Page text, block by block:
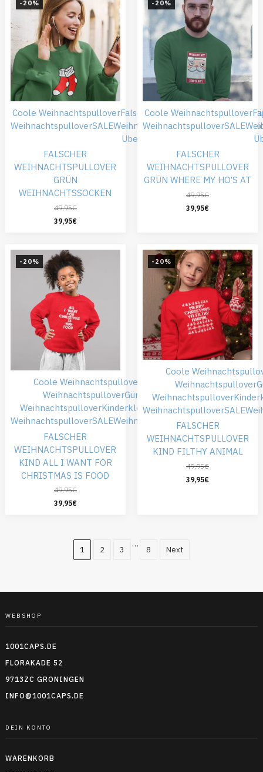
-20%
Coole WeihnachtspulloverFalsche Weihnachtspullover
WeihnachtspulloverSALEWeihnachtskleidung
Übergröße
FALSCHER
WEIHNACHTSPULLOVER
GRÜN
WEIHNACHTSSOCKEN
49,95€
39,95€
-20%
Coole Weihnachtspullover
WeihnachtspulloverSALE
FALSCHER
WEIHNACHTSPULLOVER
GRÜN WHERE MY HO’S AT
49,95€
39,95€
-20%
Coole Weihnachtspullover
WeihnachtspulloverGünstiger
WeihnachtspulloverKinderkleidungRoter
WeihnachtspulloverSALEWeihnachtskleidung
FALSCHER
WEIHNACHTSPULLOVER
KIND ALL I WANT FOR
CHRISTMAS IS FOOD
49,95€
39,95€
-20%
Coole
Weihnachtspullover
Weihnachtspullover
WeihnachtspulloverSALE
FALSCHER
WEIHNACHTSPULLOVER
KIND FILTHY ANIMAL
49,95€
39,95€
1 2 3
…
8 Next
WEBSHOP
1001CAPS.DE
FLORAKADE 52
9713ZC GRONINGEN
INFO@1001CAPS.DE
DEIN KONTO
WARENKORB